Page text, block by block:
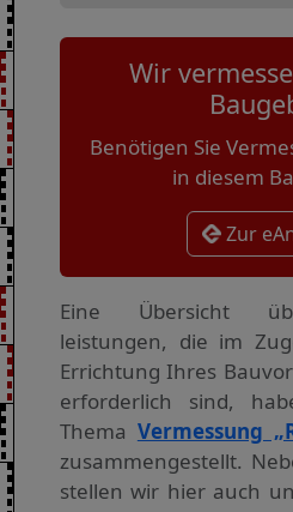
Wir
Benötigen Sie
in diesem
Zur
Eine Übersicht
leistungen, die im
Errichtung Ihres
erforderlich sind,
Thema Vermessung
zusammengestellt.
stellen wir hier auch